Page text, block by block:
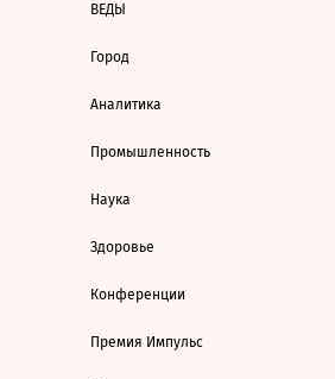
ВЕДЫ
Город
Аналитика
Промышленность
Наука
Здоровье
Конференции
Премия Импульс